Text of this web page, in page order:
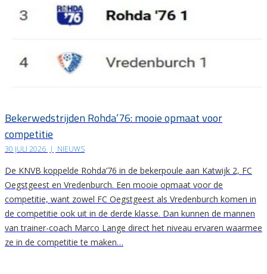
Bekerwedstrijden Rohda’76: mooie opmaat voor
competitie
30 JULI 2026 | NIEUWS
De KNVB koppelde Rohda’76 in de bekerpoule aan Katwijk 2, FC
Oegstgeest en Vredenburch. Een mooie opmaat voor de
competitie, want zowel FC Oegstgeest als Vredenburch komen in
de competitie ook uit in de derde klasse. Dan kunnen de mannen
van trainer-coach Marco Lange direct het niveau ervaren waarmee
ze in de competitie te maken…